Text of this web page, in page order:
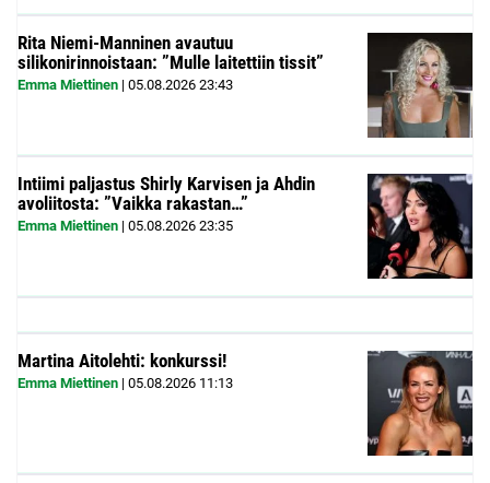
Rita Niemi-Manninen avautuu
silikonirinnoistaan: ”Mulle laitettiin tissit”
Emma Miettinen | 05.08.2026 23:43
Intiimi paljastus Shirly Karvisen ja Ahdin
avoliitosta: ”Vaikka rakastan…”
Emma Miettinen | 05.08.2026 23:35
Martina Aitolehti: konkurssi!
Emma Miettinen | 05.08.2026 11:13